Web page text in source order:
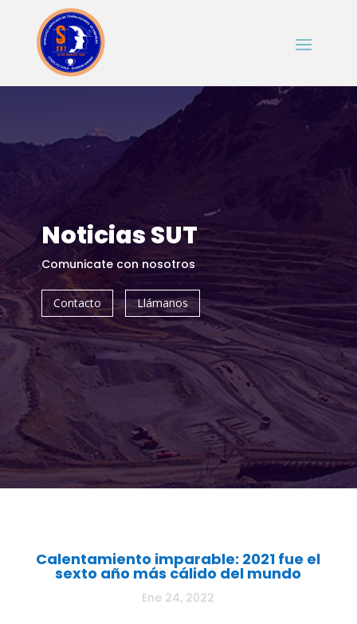
Noticias SUT
Comunicate con nosotros
Contacto Llámanos
Calentamiento imparable: 2021 fue el
sexto año más cálido del mundo
Ene 24, 2022